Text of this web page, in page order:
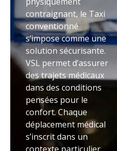
contraignant, le Taxi
conventionné
s’impose comme une
solution sécurisante.
VSL permet d’assurer
des trajets médicaux
dans des conditions
pensées pour le
confort. Chaque
déplacement médical
s’inscrit dans un